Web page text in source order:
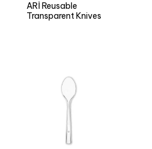
ARÌ Reusable
Transparent Knives